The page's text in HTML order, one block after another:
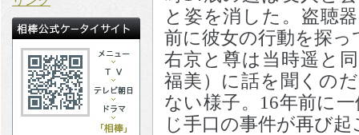
と姿を消した。盗聴
前に彼女の行動を探
右京と尊は当時遥と
福美）に話を聞くの
ない様子。16年前に
じ手口の事件が再び起